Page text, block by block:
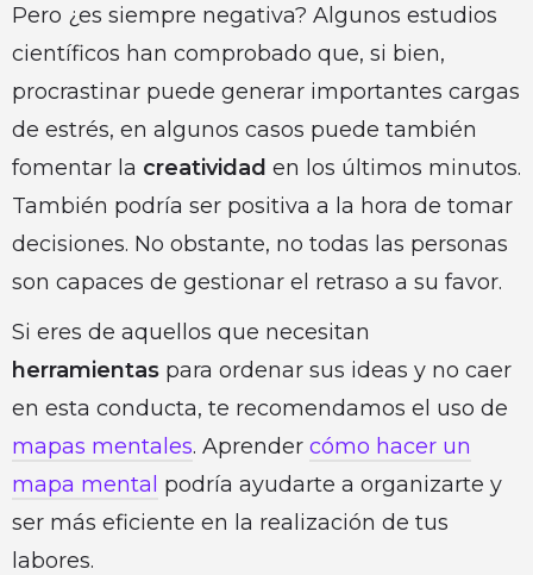
Pero ¿es siempre negativa? Algunos estudios
científicos han comprobado que, si bien,
procrastinar puede generar importantes cargas
de estrés, en algunos casos puede también
fomentar la creatividad en los últimos minutos.
También podría ser positiva a la hora de tomar
decisiones. No obstante, no todas las personas
son capaces de gestionar el retraso a su favor.
Si eres de aquellos que necesitan
herramientas para ordenar sus ideas y no caer
en esta conducta, te recomendamos el uso de
mapas mentales. Aprender cómo hacer un
mapa mental podría ayudarte a organizarte y
ser más eficiente en la realización de tus
labores.